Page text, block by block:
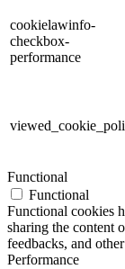
cookielawinfo-
checkbox-
performance
Functional
Functional
Functional cookies
sharing the content
feedbacks, and
Performance